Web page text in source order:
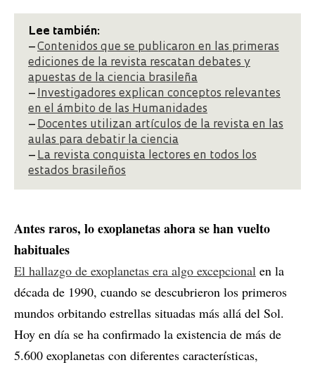
Lee también:
–Contenidos que se publicaron en las primeras
ediciones de la revista rescatan debates y
apuestas de la ciencia brasileña
– Investigadores explican conceptos relevantes
en el ámbito de las Humanidades
– Docentes utilizan artículos de la revista en las
aulas para debatir la ciencia
– La revista conquista lectores en todos los
estados brasileños
Antes raros, lo exoplanetas ahora se han vuelto
habituales
El hallazgo de exoplanetas era algo excepcional en la
década de 1990, cuando se descubrieron los primeros
mundos orbitando estrellas situadas más allá del Sol.
Hoy en día se ha confirmado la existencia de más de
5.600 exoplanetas con diferentes características,